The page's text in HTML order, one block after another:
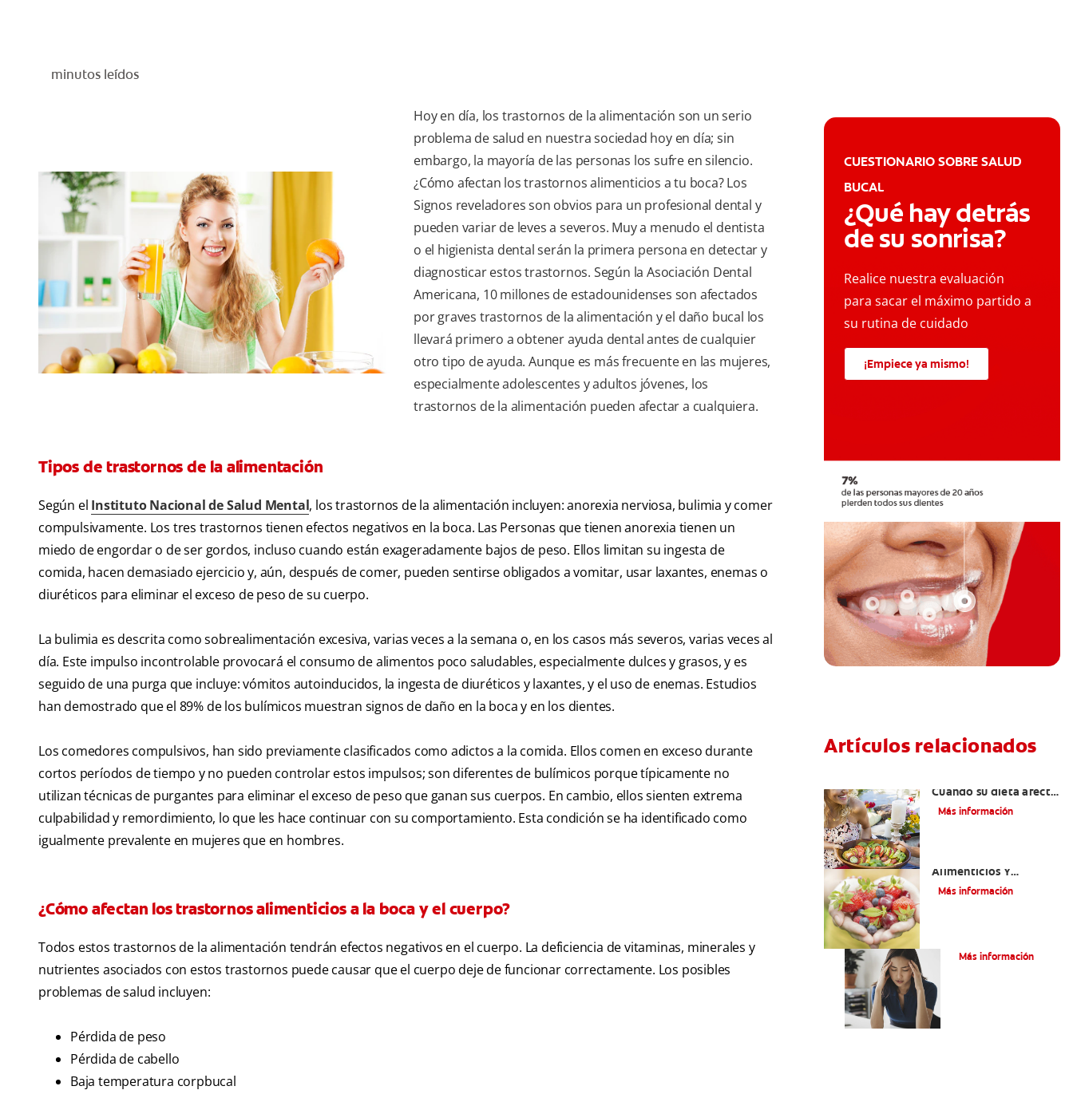
minutos leídos
Hoy en día, los trastornos de la alimentación son un serio
problema de salud en nuestra sociedad hoy en día; sin
embargo, la mayoría de las personas los sufre en silencio.
¿Cómo afectan los trastornos alimenticios a tu boca? Los
Signos reveladores son obvios para un profesional dental y
pueden variar de leves a severos. Muy a menudo el dentista
o el higienista dental serán la primera persona en detectar y
diagnosticar estos trastornos. Según la Asociación Dental
Americana, 10 millones de estadounidenses son afectados
por graves trastornos de la alimentación y el daño bucal los
llevará primero a obtener ayuda dental antes de cualquier
otro tipo de ayuda. Aunque es más frecuente en las mujeres,
especialmente adolescentes y adultos jóvenes, los
trastornos de la alimentación pueden afectar a cualquiera.
Tipos de trastornos de la alimentación
Según el Instituto Nacional de Salud Mental, los trastornos de la alimentación incluyen: anorexia nerviosa, bulimia y comer
compulsivamente. Los tres trastornos tienen efectos negativos en la boca. Las Personas que tienen anorexia tienen un
miedo de engordar o de ser gordos, incluso cuando están exageradamente bajos de peso. Ellos limitan su ingesta de
comida, hacen demasiado ejercicio y, aún, después de comer, pueden sentirse obligados a vomitar, usar laxantes, enemas o
diuréticos para eliminar el exceso de peso de su cuerpo.
La bulimia es descrita como sobrealimentación excesiva, varias veces a la semana o, en los casos más severos, varias veces al
día. Este impulso incontrolable provocará el consumo de alimentos poco saludables, especialmente dulces y grasos, y es
seguido de una purga que incluye: vómitos autoinducidos, la ingesta de diuréticos y laxantes, y el uso de enemas. Estudios
han demostrado que el 89% de los bulímicos muestran signos de daño en la boca y en los dientes.
Los comedores compulsivos, han sido previamente clasificados como adictos a la comida. Ellos comen en exceso durante
cortos períodos de tiempo y no pueden controlar estos impulsos; son diferentes de bulímicos porque típicamente no
utilizan técnicas de purgantes para eliminar el exceso de peso que ganan sus cuerpos. En cambio, ellos sienten extrema
culpabilidad y remordimiento, lo que les hace continuar con su comportamiento. Esta condición se ha identificado como
igualmente prevalente en mujeres que en hombres.
¿Cómo afectan los trastornos alimenticios a la boca y el cuerpo?
Todos estos trastornos de la alimentación tendrán efectos negativos en el cuerpo. La deficiencia de vitaminas, minerales y
nutrientes asociados con estos trastornos puede causar que el cuerpo deje de funcionar correctamente. Los posibles
problemas de salud incluyen:
Pérdida de peso
Pérdida de cabello
Baja temperatura corpbucal
CUESTIONARIO SOBRE SALUD
BUCAL
¿Qué hay detrás
de su sonrisa?
Realice nuestra evaluación
para sacar el máximo partido a
su rutina de cuidado
¡Empiece ya mismo!
Artículos relacionados
Cuando su dieta afecta
su salud bucal
Más información
Alimenticios Y
Problemas De Salud
Más información
Más información